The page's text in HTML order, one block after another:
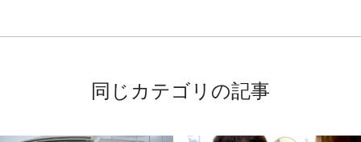
同じカテゴリの記事